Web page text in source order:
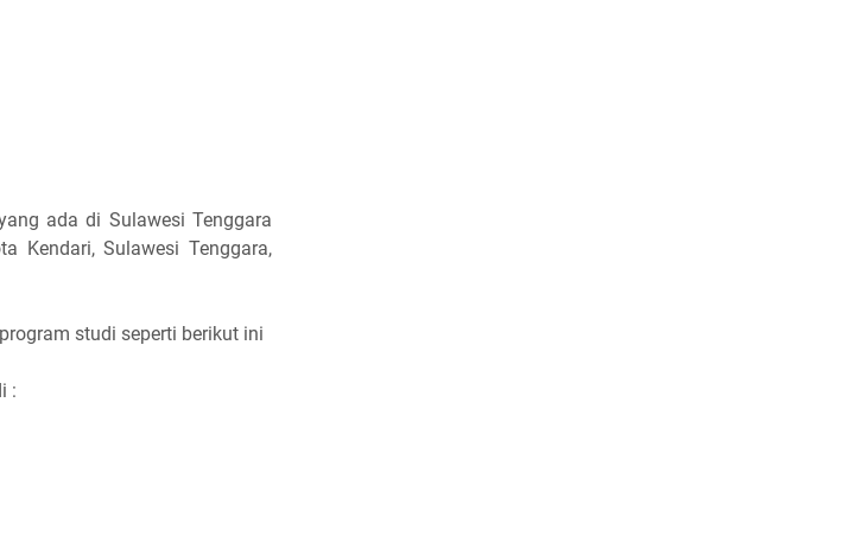
ada di Sulawesi Tenggara
Kendari, Sulawesi Tenggara,
studi seperti berikut ini
: